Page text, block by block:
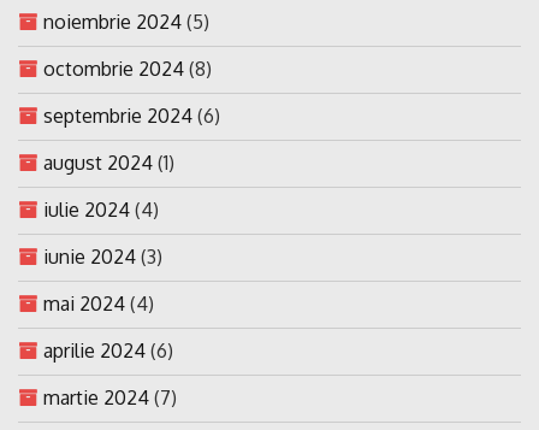
noiembrie 2024 (5)
octombrie 2024 (8)
septembrie 2024 (6)
august 2024 (1)
iulie 2024 (4)
iunie 2024 (3)
mai 2024 (4)
aprilie 2024 (6)
martie 2024 (7)